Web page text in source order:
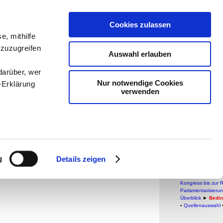
mithilfe
wer
Details zeigen
Cookies zulassen
Auswahl erlauben
Nur notwendige Cookies
verwenden
Medien
So sucht
Kongress bis zur
Überblick ►
▪ Quellenauswahl